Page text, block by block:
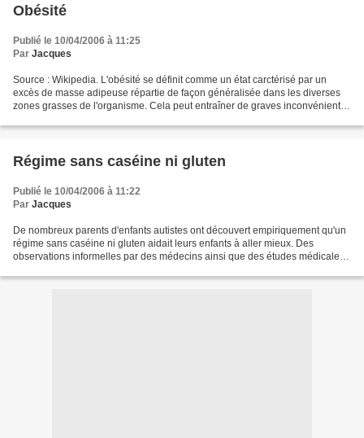
Obésité
Publié le 10/04/2006 à 11:25
Par Jacques
Source : Wikipedia. L'obésité se définit comme un état carctérisé par un
excès de masse adipeuse répartie de façon généralisée dans les diverses
zones grasses de l'organisme. Cela peut entraîner de graves inconvénients
Régime sans caséine ni gluten
Publié le 10/04/2006 à 11:22
Par Jacques
De nombreux parents d'enfants autistes ont découvert empiriquement qu'un
régime sans caséine ni gluten aidait leurs enfants à aller mieux. Des
observations informelles par des médecins ainsi que des études médicales